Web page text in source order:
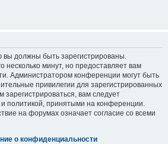
должны быть зарегистрированы.
несколько минут, но предоставляет вам
Администратором конференции могут быть
привилегии для зарегистрированных
вам следует
политикой, принятыми на конференции.
на форумах означает согласие со всеми
о конфиденциальности